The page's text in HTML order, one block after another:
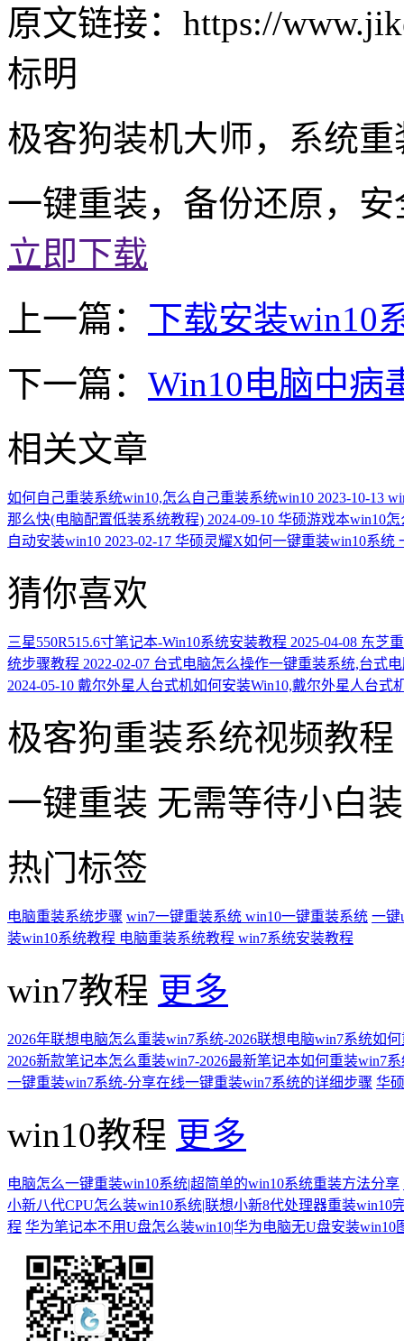
原文链接：https://
标明
极客狗装机大师，系统
一键重装，备份还原，
立即下载
上一篇： 下载安装win10
下一篇： Win10电脑中病
相关文章
如何自己重装系统win10,怎么自己重装系统win10 2023-10-13
那么快(电脑配置低装系统教程) 2024-09-10 华硕游戏本win10
自动安装win10 2023-02-17 华硕灵耀X如何一键重装win10系统
猜你喜欢
三星550R515.6寸笔记本-Win10系统安装教程 2025-04-08 东芝
统步骤教程 2022-02-07 台式电脑怎么操作一键重装系统,台式
2024-05-10 戴尔外星人台式机如何安装Win10,戴尔外星人台式
极客狗重装系统视频教程
一键重装 无需等待小白
热门标签
电脑重装系统步骤 win7一键重装系统 win10一键重装系统 一键
装win10系统教程 电脑重装系统教程 win7系统安装教程
win7教程 更多
2026年联想电脑怎么重装win7系统-2026联想电脑win7系统如
2026新款笔记本怎么重装win7-2026最新笔记本如何重装win7
一键重装win7系统-分享在线一键重装win7系统的详细步骤 华
win10教程 更多
电脑怎么一键重装win10系统|超简单的win10系统重装方法分享
小新八代CPU怎么装win10系统|联想小新8代处理器重装win10
程 华为笔记本不用U盘怎么装win10|华为电脑无U盘安装win10